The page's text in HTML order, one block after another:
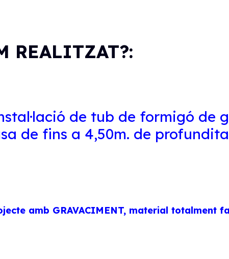
REALITZAT?:
de tub de formigó de
de fins a 4,50m. de
amb GRAVACIMENT, material totalment